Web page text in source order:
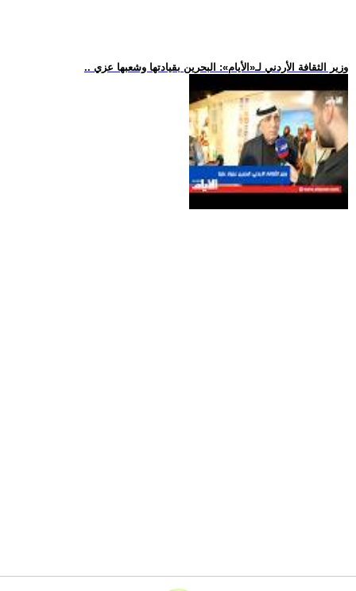
.. وزير الثقافة الأردني لـ«الأيام»: البحرين بقيادتها وشعبها عزي